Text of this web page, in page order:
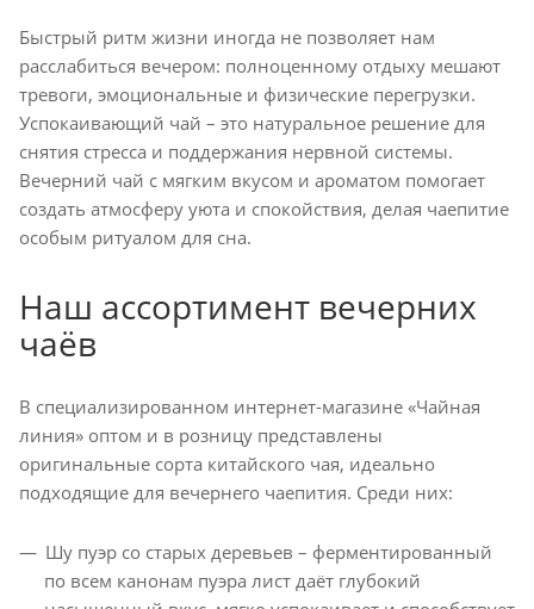
Быстрый ритм жизни иногда не позволяет нам
расслабиться вечером: полноценному отдыху мешают
тревоги, эмоциональные и физические перегрузки.
Успокаивающий чай – это натуральное решение для
снятия стресса и поддержания нервной системы.
Вечерний чай с мягким вкусом и ароматом помогает
создать атмосферу уюта и спокойствия, делая чаепитие
особым ритуалом для сна.
Наш ассортимент вечерних
чаёв
В специализированном интернет-магазине «Чайная
линия» оптом и в розницу представлены
оригинальные сорта китайского чая, идеально
подходящие для вечернего чаепития. Среди них:
Шу пуэр со старых деревьев – ферментированный
по всем канонам пуэра лист даёт глубокий